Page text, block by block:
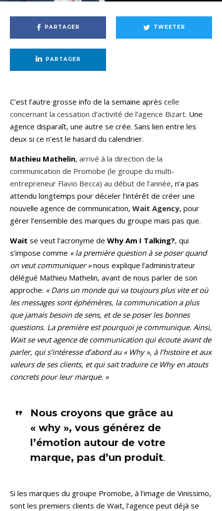
PARTAGER TWEETER
PARTAGER
C’est l’autre grosse info de la semaine après celle
concernant la cessation d’activité de l’agence Bizart. Une
agence disparaît, une autre se crée. Sans lien entre les
deux si ce n’est le hasard du calendrier.
Mathieu Mathelin, arrivé à la direction de la
communication de Promobe (le groupe du multi-
entrepreneur Flavio Becca) au début de l’année, n’a pas
attendu longtemps pour déceler l’intérêt de créer une
nouvelle agence de communication, Wait Agency, pour
gérer l’ensemble des marques du groupe mais pas que.
Wait se veut l’acronyme de Why Am I Talking?, qui
s’impose comme « la première question à se poser quand
on veut communiquer »nous explique l’administrateur
délégué Mathieu Mathelin, avant de nous parler de son
approche: « Dans un monde qui va toujours plus vite et où
les messages sont éphémères, la communication a plus
que jamais besoin de sens, et de se poser les bonnes
questions. La première est pourquoi je communique. Ainsi,
Wait se veut agence de communication qui écoute avant de
parler, qui s’intéresse d’abord au « Why », à l’histoire et aux
valeurs de ses clients, et qui sait traduire ce Why en atouts
concrets pour leur marque. »
Nous croyons que grâce au
« why », vous générez de
l’émotion autour de votre
marque, pas d’un produit.
Si les marques du groupe Promobe, à l’image de Vinissimo,
sont les premiers clients de Wait, l’agence peut déjà se